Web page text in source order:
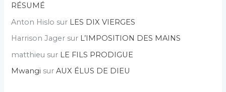
RÉSUMÉ
Anton Hislo sur LES DIX VIERGES
Harrison Jager sur L’IMPOSITION DES MAINS
matthieu sur LE FILS PRODIGUE
Mwangi surAUX ÉLUS DE DIEU